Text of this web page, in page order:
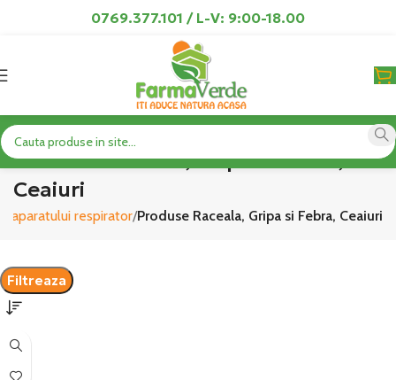
0769.377.101 / L-V: 9:00-18.00
Produse Raceala, Gripa si Febra,
Ceaiuri
aparatului respirator Produse Raceala, Gripa si Febra, Ceaiuri
Filtreaza